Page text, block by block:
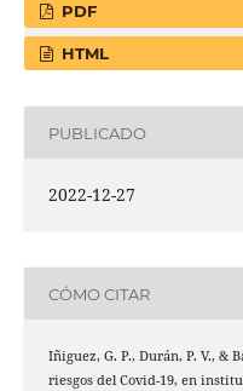
PDF
HTML
PUBLICADO
2022-12-27
CÓMO CITAR
Iñiguez, G. P., Durán, P. V., &
riesgos del Covid-19, en